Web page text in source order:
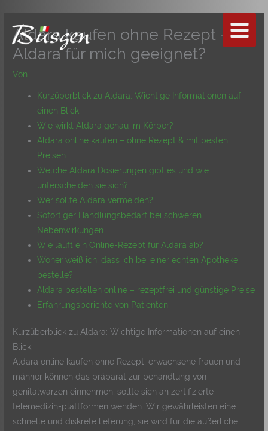
springen
Aldara kaufen ohne Rezept – Ist
Aldara für mich geeignet?
Von
Kurzüberblick zu Aldara: Wichtige Informationen auf
einen Blick
Wie wirkt Aldara genau im Körper?
Aldara online kaufen – ohne Rezept & mit besten
Preisen
Welche Aldara Dosierungen gibt es und wie
unterscheiden sie sich?
Wer sollte Aldara vermeiden?
Sofortiger Handlungsbedarf bei schweren
Nebenwirkungen
Wie läuft ein Online-Rezept für Aldara ab?
Woher weiß ich, dass ich bei einer echten Apotheke
bestelle?
Aldara bestellen online – rezeptfrei und günstige Preise
Erfahrungsberichte von Patienten
Kurzüberblick zu Aldara: Wichtige Informationen auf einen
Blick
Aldara online kaufen ohne Rezept, erwachsene frauen und
männer können das präparat zur behandlung von
genitalwarzen einnehmen, sollte sich an zertifizierte
telemedizin-plattformen wenden. Wir gewährleisten eine
schnelle und diskrete lieferung, sie wird für die äußerliche